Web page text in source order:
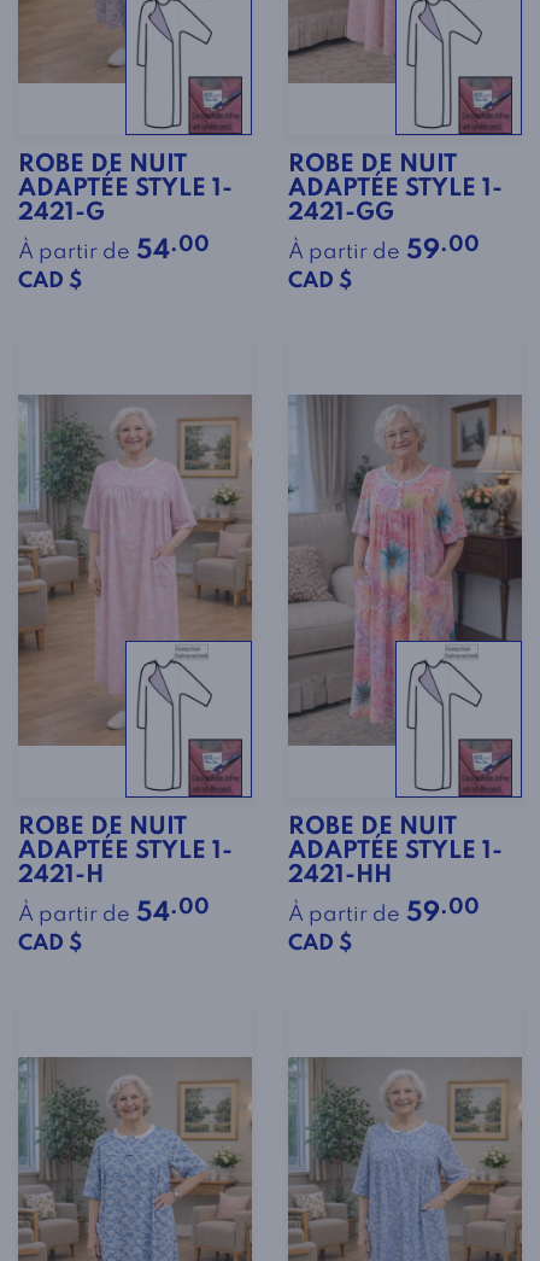
ROBE DE NUIT
ADAPTÉE STYLE 1-
2421-G
À partir de 54.00
CAD $
ROBE DE NUIT
ADAPTÉE STYLE 1-
2421-GG
À partir de 59.00
CAD $
ROBE DE NUIT
ADAPTÉE STYLE 1-
2421-H
À partir de 54.00
CAD $
ROBE DE NUIT
ADAPTÉE STYLE 1-
2421-HH
À partir de 59.00
CAD $